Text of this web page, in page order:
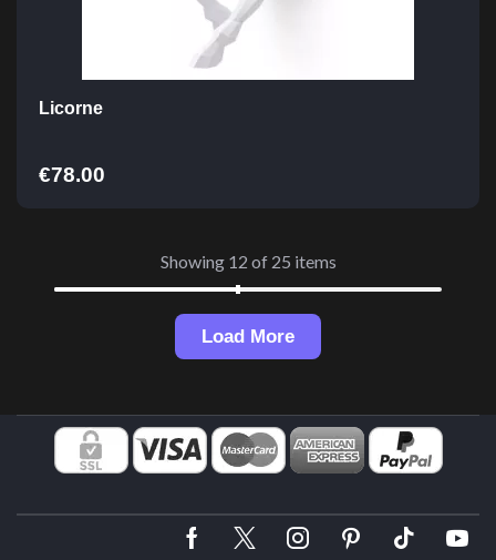
Licorne
€78.00
Showing 12 of 25 items
Load More